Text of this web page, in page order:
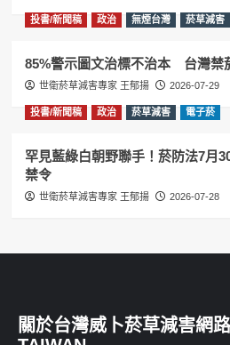
投書/新聞稿 政治 無煙台灣 菸草減害
85%警示圖文治標不治本 台灣禁
世衛菸草減害專家 王郁揚 2026-07-29
投書/新聞稿 政治 菸草減害 電子菸
罕見藍綠白朝野聯手！菸防法7月
禁令
世衛菸草減害專家 王郁揚 2026-07-28
關於台灣威卜菸草減害網